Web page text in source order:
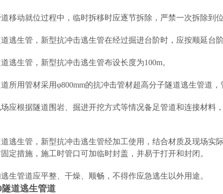
移动就位过程中，临时拆移时应逐节拆除，严禁一次拆除到
逃生管，新型抗冲击逃生管在经过掘进台阶时，应按顺延台
逃生管，新型抗冲击逃生管布设长度为100m。
所用管材采用φ800mm的抗冲击管材超高分子隧道逃生管道，
应根据隧道围岩、掘进开挖方式等情况备足管道和连接材料
逃生管，新型抗冲击逃生管经加工使用，结合材质及现场
定措施，施工时管口可加临时封盖，并易于打开和封闭。
生管道应平整、干燥、顺畅，不得作应急逃生以外用途。
道逃生管道